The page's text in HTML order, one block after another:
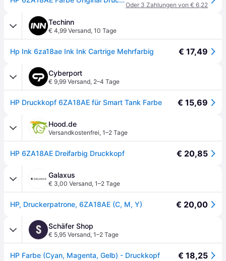
Oder 3 Zahlungen von € 6,22
Techinn
€ 4,99 Versand, 10 Tage
Hp Ink 6za18ae Ink Ink Cartrige Mehrfarbig € 17,49
Cyberport
€ 9,99 Versand, 2–4 Tage
HP Druckkopf 6ZA18AE für Smart Tank Farbe € 15,69
Hood.de
Versandkostenfrei, 1–2 Tage
HP 6ZA18AE Dreifarbig Druckkopf € 20,85
Galaxus
€ 3,00 Versand, 1–2 Tage
HP, Druckerpatrone, 6ZA18AE (C, M, Y) € 20,00
S Schäfer Shop
€ 5,95 Versand, 1–2 Tage
HP Farbe (Cyan, Magenta, Gelb) - Druckkopf € 18,25